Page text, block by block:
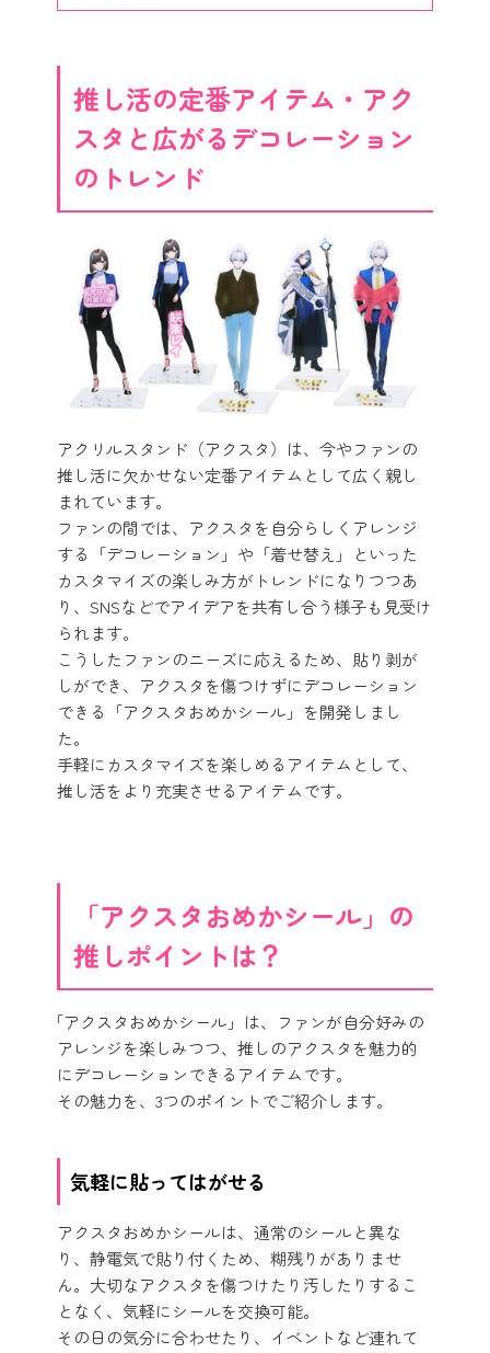
推し活の定番アイテム・アク
スタと広がるデコレーション
のトレンド
アクリルスタンド（アクスタ）は、今やファンの
推し活に欠かせない定番アイテムとして広く親し
まれています。
ファンの間では、アクスタを自分らしくアレンジ
する「デコレーション」や「着せ替え」といった
カスタマイズの楽しみ方がトレンドになりつつあ
り、SNSなどでアイデアを共有し合う様子も見受け
られます。
こうしたファンのニーズに応えるため、貼り剥が
しができ、アクスタを傷つけずにデコレーション
できる「アクスタおめかシール」を開発しまし
た。
手軽にカスタマイズを楽しめるアイテムとして、
推し活をより充実させるアイテムです。
「アクスタおめかシール」の
推しポイントは？
「アクスタおめかシール」は、ファンが自分好みの
アレンジを楽しみつつ、推しのアクスタを魅力的
にデコレーションできるアイテムです。
その魅力を、3つのポイントでご紹介します。
気軽に貼ってはがせる
アクスタおめかシールは、通常のシールと異な
り、静電気で貼り付くため、糊残りがありませ
ん。大切なアクスタを傷つけたり汚したりするこ
となく、気軽にシールを交換可能。
その日の気分に合わせたり、イベントなど連れて